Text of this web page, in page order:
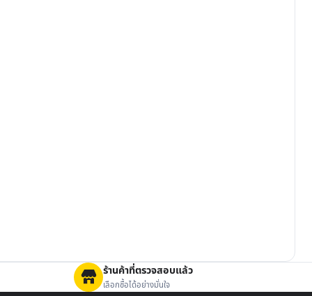
ร้านค้าที่ตรวจสอบแล้ว
เลือกซื้อได้อย่างมั่นใจ